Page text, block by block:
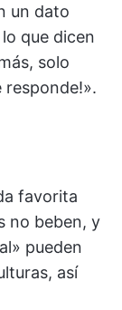
un dato
que dicen
solo
responde!».
favorita
no beben, y
pueden
así